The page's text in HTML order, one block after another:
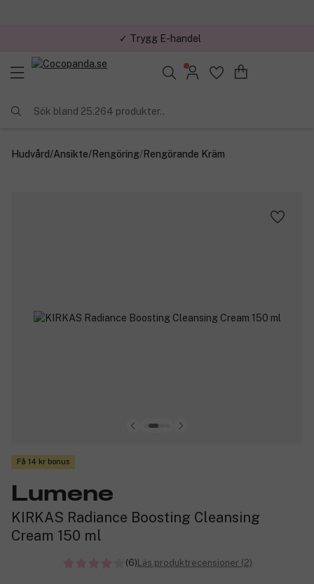
✓ Trygg E-handel
Sök bland 25.264 produkter..
Hudvård/Ansikte/Rengöring/Rengörande Kräm
Få 14 kr bonus
Lumene
KIRKAS Radiance Boosting Cleansing
Cream 150 ml
(6)Läs produktrecensioner (2)